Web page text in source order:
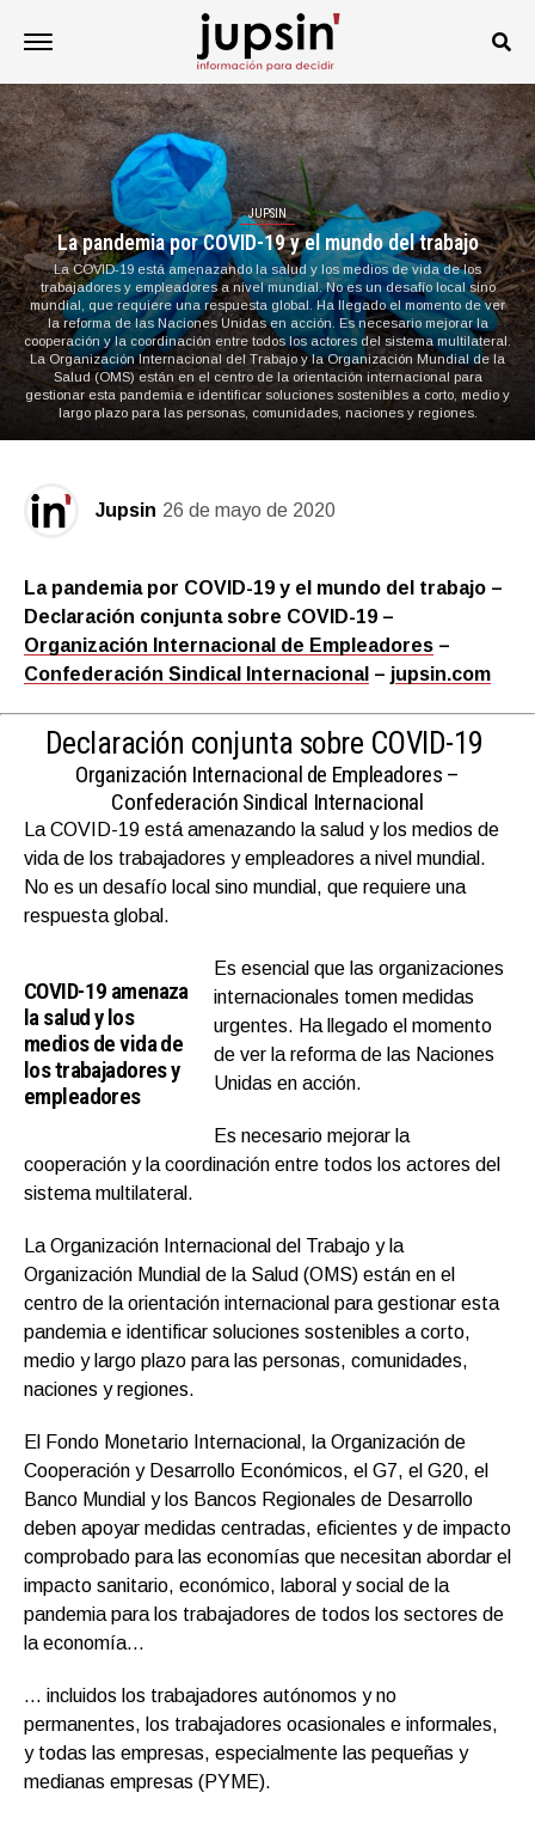
JUPSIN
La pandemia por COVID-19 y el mundo del trabajo
La COVID-19 está amenazando la salud y los medios de vida de los
trabajadores y empleadores a nivel mundial. No es un desafío local sino
mundial, que requiere una respuesta global. Ha llegado el momento de ver
la reforma de las Naciones Unidas en acción. Es necesario mejorar la
cooperación y la coordinación entre todos los actores del sistema multilateral.
La Organización Internacional del Trabajo y la Organización Mundial de la
Salud (OMS) están en el centro de la orientación internacional para
gestionar esta pandemia e identificar soluciones sostenibles a corto, medio y
largo plazo para las personas, comunidades, naciones y regiones.
Jupsin 26 de mayo de 2020
La pandemia por COVID-19 y el mundo del trabajo –
Declaración conjunta sobre COVID-19 –
Organización Internacional de Empleadores –
Confederación Sindical Internacional – jupsin.com
Declaración conjunta sobre COVID-19
Organización Internacional de Empleadores –
Confederación Sindical Internacional
La COVID-19 está amenazando la salud y los medios de
vida de los trabajadores y empleadores a nivel mundial.
No es un desafío local sino mundial, que requiere una
respuesta global.
COVID-19 amenaza
la salud y los
medios de vida de
los trabajadores y
empleadores
Es esencial que las organizaciones
internacionales tomen medidas
urgentes. Ha llegado el momento
de ver la reforma de las Naciones
Unidas en acción.
Es necesario mejorar la
cooperación y la coordinación entre todos los actores del
sistema multilateral.
La Organización Internacional del Trabajo y la
Organización Mundial de la Salud (OMS) están en el
centro de la orientación internacional para gestionar esta
pandemia e identificar soluciones sostenibles a corto,
medio y largo plazo para las personas, comunidades,
naciones y regiones.
El Fondo Monetario Internacional, la Organización de
Cooperación y Desarrollo Económicos, el G7, el G20, el
Banco Mundial y los Bancos Regionales de Desarrollo
deben apoyar medidas centradas, eficientes y de impacto
comprobado para las economías que necesitan abordar el
impacto sanitario, económico, laboral y social de la
pandemia para los trabajadores de todos los sectores de
la economía…
… incluidos los trabajadores autónomos y no
permanentes, los trabajadores ocasionales e informales,
y todas las empresas, especialmente las pequeñas y
medianas empresas (PYME).